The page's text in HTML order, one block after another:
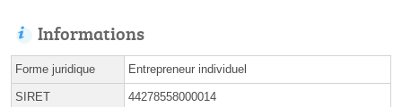
Informations
Forme juridique Entrepreneur individuel
SIRET 44278558000014